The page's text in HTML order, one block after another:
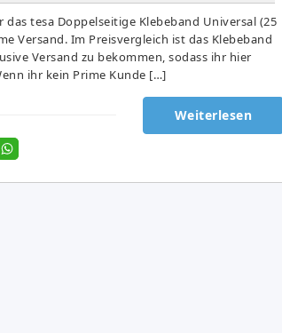
tesa Doppelseitige Klebeband Universal (25
Versand. Im Preisvergleich ist das Klebeband
Versand zu bekommen, sodass ihr hier
ihr kein Prime Kunde […]
Weiterlesen